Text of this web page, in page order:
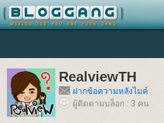
RealviewTH
ฝากข้อความหลังไมค์
ผู้ติดตามบล็อก : 3 คน